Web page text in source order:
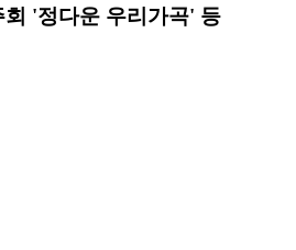
'정다운 우리가곡' 등